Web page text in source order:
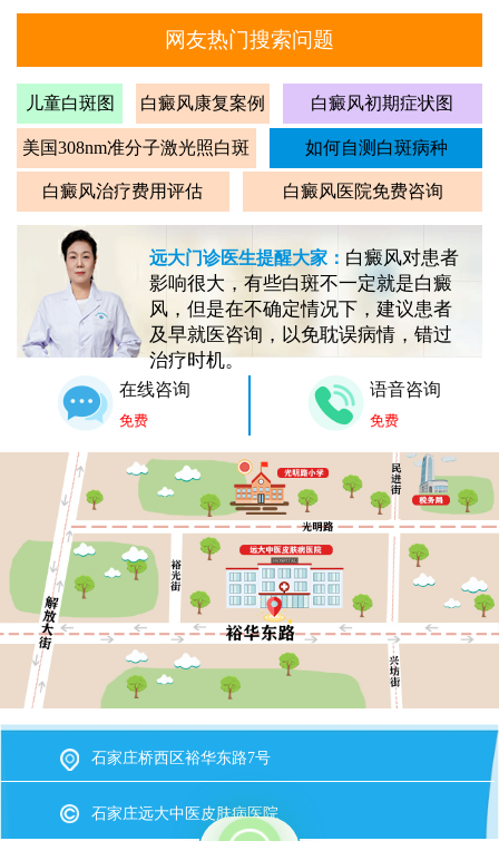
网友热门搜索问题
儿童白斑图 白癜风康复案例 白癜风初期症状图
美国308nm准分子激光照白斑 如何自测白斑病种
白癜风治疗费用评估 白癜风医院免费咨询
远大门诊医生提醒大家： 白癜风对患者
影响很大，有些白斑不一定就是白癜
风，但是在不确定情况下，建议患者
及早就医咨询，以免耽误病情，错过
治疗时机。
在线咨询
免费
语音咨询
免费
石家庄桥西区裕华东路7号
石家庄远大中医皮肤病医院